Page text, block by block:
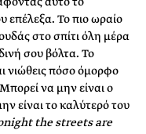
επέλεξα. Το πιο ωραίο
στο σπίτι όλη μέρα
σου βόλτα. Το
νιώθεις πόσο όμορφο
να μην είναι ο
είναι το καλύτερό του
the streets are